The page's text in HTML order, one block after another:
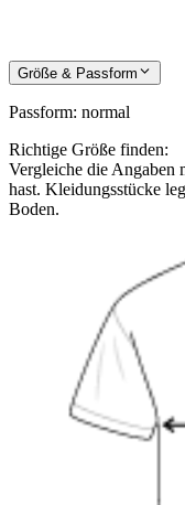
Größe & Passform
Passform: normal
Richtige Größe finden:
Vergleiche die Angaben
hast. Kleidungsstücke
Boden.